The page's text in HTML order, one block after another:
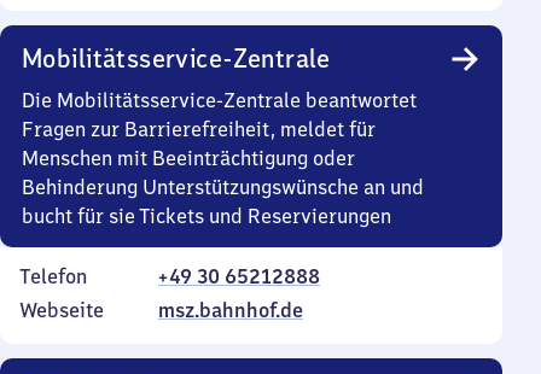
Mobilitätsservice-Zentrale
Die Mobilitätsservice-Zentrale beantwortet
Fragen zur Barrierefreiheit, meldet für
Menschen mit Beeinträchtigung oder
Behinderung Unterstützungswünsche an und
bucht für sie Tickets und Reservierungen
Telefon
+49 30 65212888
Webseite
msz.bahnhof.de